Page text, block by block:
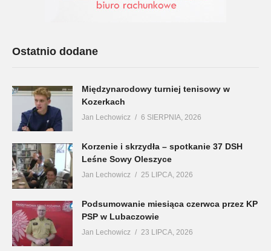
Ostatnio dodane
Międzynarodowy turniej tenisowy w
Kozerkach
Jan Lechowicz 6 SIERPNIA, 2026
Korzenie i skrzydła – spotkanie 37 DSH
Leśne Sowy Oleszyce
Jan Lechowicz 25 LIPCA, 2026
Podsumowanie miesiąca czerwca przez KP
PSP w Lubaczowie
Jan Lechowicz 23 LIPCA, 2026